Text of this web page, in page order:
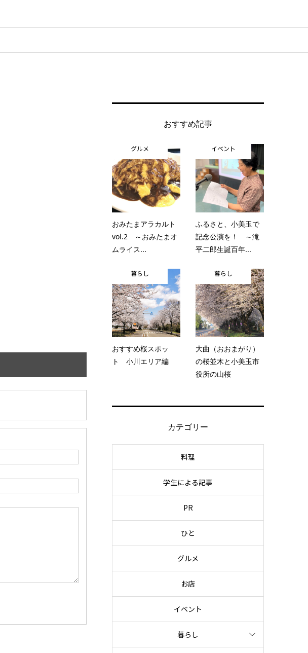
おすすめ記事
グルメ
おみたまアラカルト
vol.2 ～おみたまオ
ムライス...
イベント
ふるさと、小美玉で
記念公演を！ ～滝
平二郎生誕百年...
暮らし
おすすめ桜スポッ
ト 小川エリア編
暮らし
大曲（おおまがり）
の桜並木と小美玉市
役所の山桜
カテゴリー
料理
学生による記事
PR
ひと
グルメ
お店
イベント
暮らし